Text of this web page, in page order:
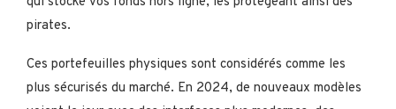
pirates.
Ces portefeuilles physiques sont considérés comme les
plus sécurisés du marché. En 2024, de nouveaux modèles